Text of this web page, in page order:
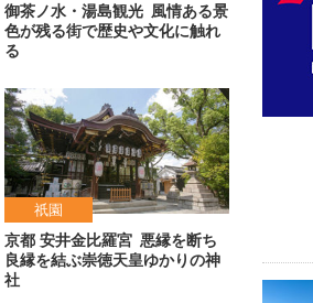
御茶ノ水・湯島観光 風情ある景
色が残る街で歴史や文化に触れ
る
祇園
京都 安井金比羅宮 悪縁を断ち
良縁を結ぶ崇徳天皇ゆかりの神
社